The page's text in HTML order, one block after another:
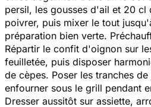
persil, les gousses d'ail et 20
poivrer, puis mixer le tout
préparation bien verte.
Répartir le confit d'oignon sur
feuilletée, puis disposer
de cèpes. Poser les tranches
enfourner sous le grill pendant
Dresser aussitôt sur assiette,